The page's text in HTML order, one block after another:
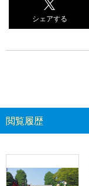
シェアする
閲覧履歴